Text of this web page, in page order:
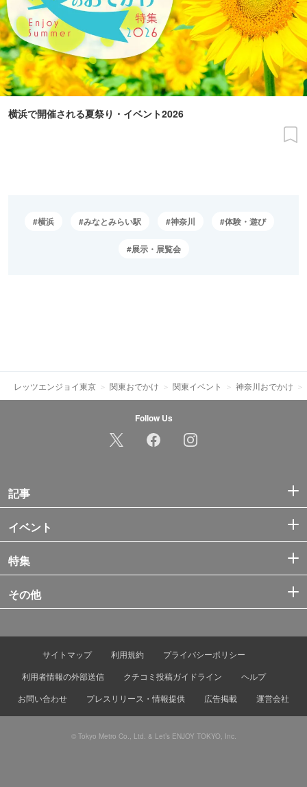
横浜で開催される夏祭り・イベント2026
横浜 みなとみらい駅 神奈川 体験・遊び
展示・展覧会
レッツエンジョイ東京 関東おでかけ 関東イベント 神奈川おでかけ
Follow Us
記事
イベント
特集
その他
サイトマップ 利用規約
プライバシーポリシー
利用者情報の外部送信
クチコミ投稿ガイドライン
ヘルプ
お問い合わせ
プレスリリース・情報提供 広告掲載 運営会社
© Tokyo Metro Co., Ltd. & Let’s ENJOY TOKYO, Inc.